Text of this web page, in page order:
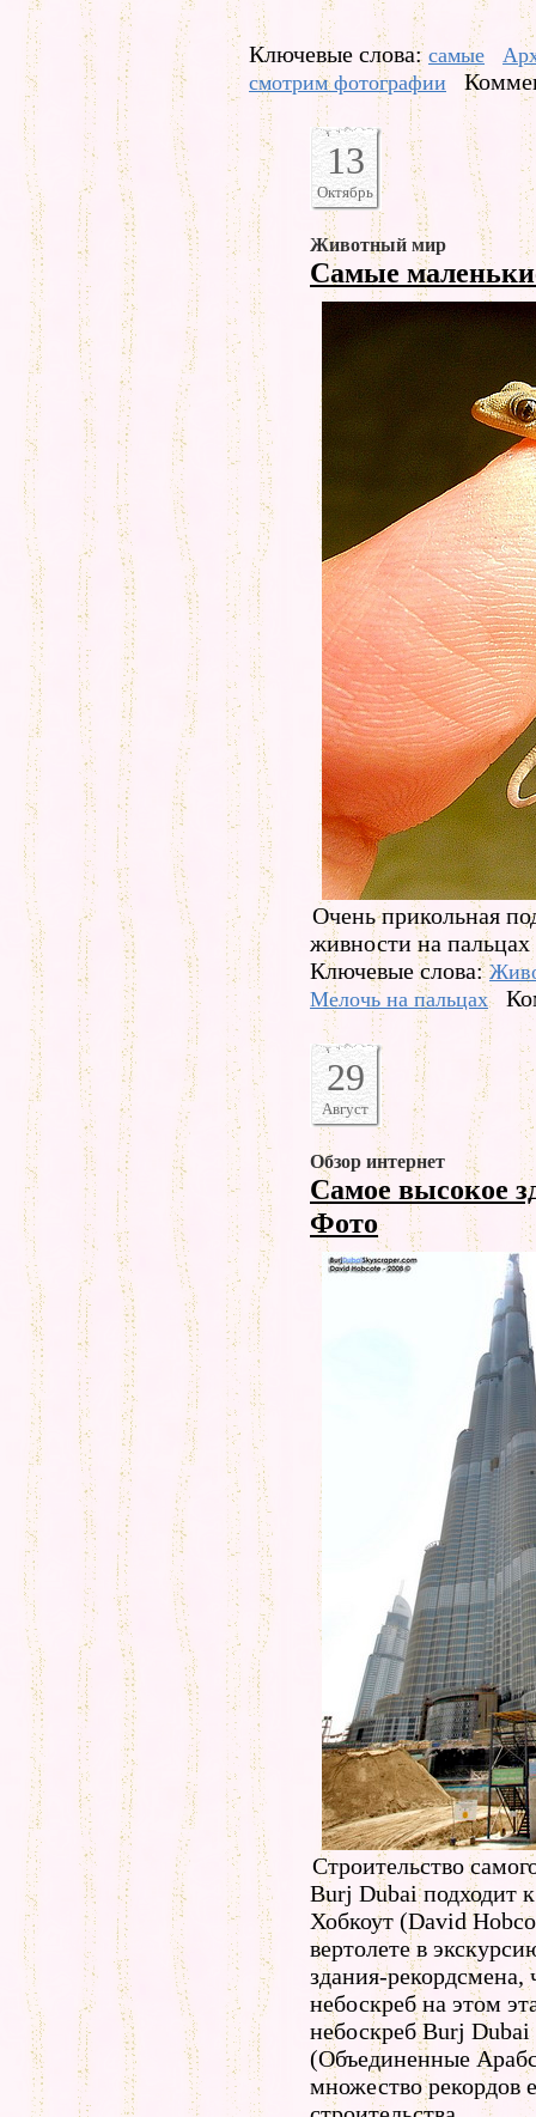
Ключевые слова: самые
смотрим фотографии
13
Октябрь
Животный мир
Самые
Очень прикольная
живности на
Ключевые слова:
Мелочь на пальцах
29
Август
Обзор интернет
Самое высокое
Фото
Строительство
Burj Dubai подходит
Хобкоут (David
вертолете в
здания-рекордсмена,
небоскреб на этом
небоскреб Burj Dubai
(Объединенные
множество рекордов